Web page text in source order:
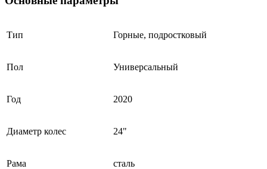
Тип Горные, подростковый
Пол Универсальный
Год 2020
Диаметр колес 24"
Рама сталь